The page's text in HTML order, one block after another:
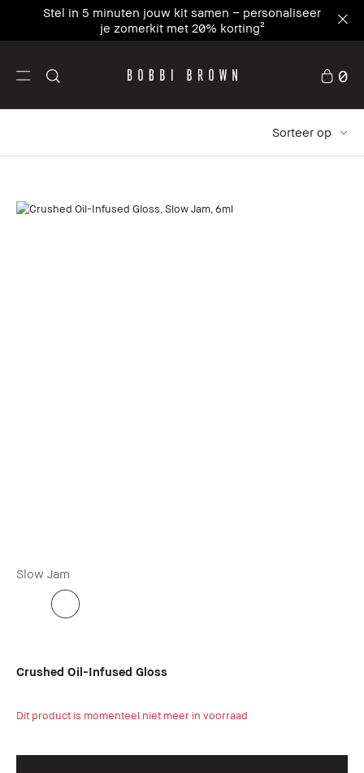
Schrijf je in en ontvang 15% korting op je eerste
bestelling met WELCOME15⁴
0
Sorteer op
Slow Jam
Crushed Oil-Infused Gloss
Dit product is momenteel niet meer in voorraad